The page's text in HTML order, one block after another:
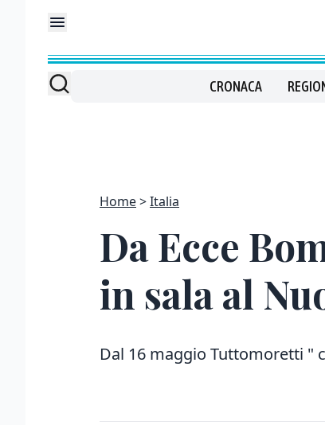
CRONACA
Home Italia
Da Ecce
in sala al
Dal 16 maggio Tuttomoretti "